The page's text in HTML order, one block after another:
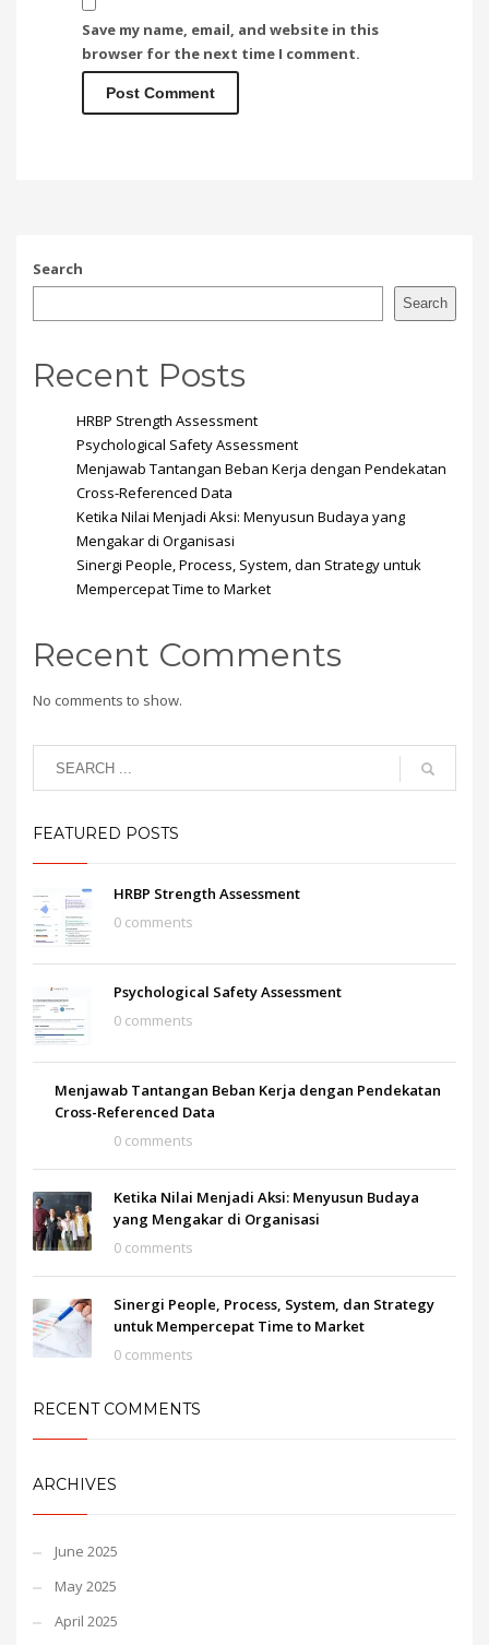
Save my name, email, and website in this
browser for the next time I comment.
Search
Search
Recent Posts
HRBP Strength Assessment
Psychological Safety Assessment
Menjawab Tantangan Beban Kerja dengan Pendekatan
Cross-Referenced Data
Ketika Nilai Menjadi Aksi: Menyusun Budaya yang
Mengakar di Organisasi
Sinergi People, Process, System, dan Strategy untuk
Mempercepat Time to Market
Recent Comments
No comments to show.
FEATURED POSTS
HRBP Strength Assessment
0 comments
Psychological Safety Assessment
0 comments
Menjawab Tantangan Beban Kerja dengan Pendekatan
Cross-Referenced Data
0 comments
Ketika Nilai Menjadi Aksi: Menyusun Budaya
yang Mengakar di Organisasi
0 comments
Sinergi People, Process, System, dan Strategy
untuk Mempercepat Time to Market
0 comments
RECENT COMMENTS
ARCHIVES
June 2025
May 2025
April 2025